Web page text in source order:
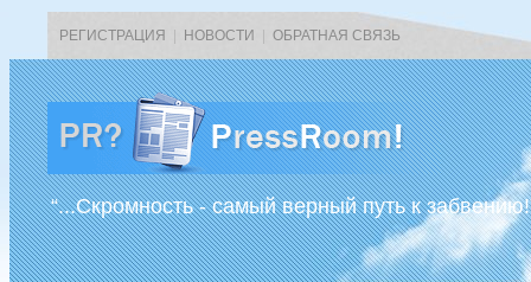
РЕГИСТРАЦИЯ НОВОСТИ ОБРАТНАЯ СВЯЗЬ
“...Скромность - самый верный путь к